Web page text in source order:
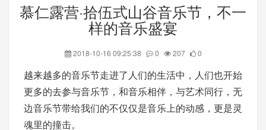
慕仁露营·拾伍式山谷音乐节，不一
样的音乐盛宴
2018-10-16 09:25:38 0 207 0
越来越多的音乐节走进了人们的生活中，人们也开始
更多的去参与音乐节，和音乐相伴，与艺术同行，无
边音乐节带给我们的不仅仅是音乐上的动感，更是灵
魂里的撞击。